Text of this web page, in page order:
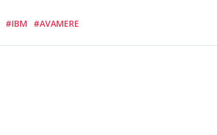
#IBM #AVAMERE